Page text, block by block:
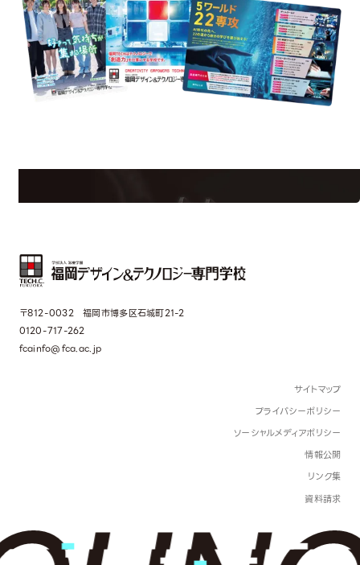
Information
〒812-0032 福岡市博多区石城町21-2
0120-717-262
fcainfo@fca.ac.jp
サイトマップ
プライバシーポリシー
ソーシャルメディアポリシー
情報公開
リンク集
資料請求